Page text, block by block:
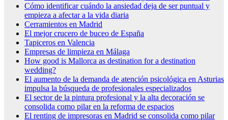
Cómo identificar cuándo la ansiedad deja de ser puntual y
empieza a afectar a la vida diaria
Cerramientos en Madrid
El mejor crucero de buceo de España
Tapiceros en Valencia
Empresas de limpieza en Málaga
How good is Mallorca as destination for a destination
wedding?
El aumento de la demanda de atención psicológica en Asturias
impulsa la búsqueda de profesionales especializados
El sector de la pintura profesional y la alta decoración se
consolida como pilar en la reforma de espacios
El renting de impresoras en Madrid se consolida como pilar